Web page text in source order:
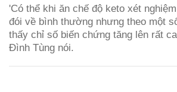
'Có thể khi ăn chế độ keto xét
đói về bình thường nhưng theo một
thấy chỉ số biến chứng tăng lên rất
Đình Tùng nói.